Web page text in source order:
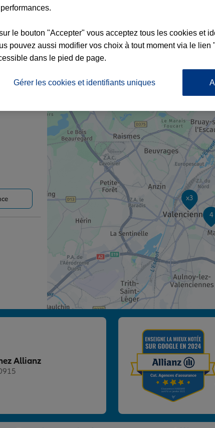
4
x3
Allianz
le bouton "Accepter" vous acceptez tous les cookies et
pouvez aussi modifier vos choix à tout moment via le lien
dans le pied de page.
Gérer les cookies et identifiants uniques